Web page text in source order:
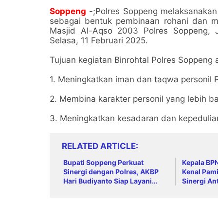
Soppeng -;Polres Soppeng
sebagai bentuk pembinaan rohani dan
Masjid Al-Aqso 2003 Polres Soppeng,
Selasa, 11 Februari 2025.
Tujuan kegiatan Binrohtal Polres Soppeng
1. Meningkatkan iman dan taqwa personil
2. Membina karakter personil yang lebih
3. Meningkatkan kesadaran dan
RELATED ARTICLE
Bupati Soppeng Perkuat
Sinergi dengan Polres, AKBP
Hari Budiyanto Siap Layani
Kepala
Kenal
Sinergi